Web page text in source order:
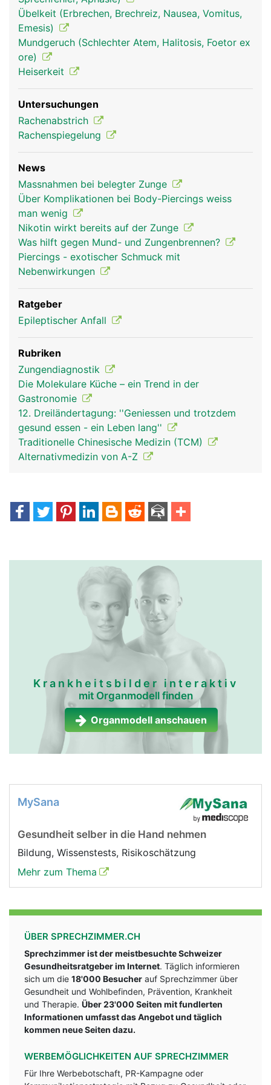
Zunge Frau
Übelkeit (Erbrechen, Brechreiz, Nausea, Vomitus,
Emesis)
Mundgeruch (Schlechter Atem, Halitosis, Foetor ex
ore)
Heiserkeit
Untersuchungen
Rachenabstrich
Rachenspiegelung
News
Massnahmen bei belegter Zunge
Über Komplikationen bei Body-Piercings weiss
man wenig
Nikotin wirkt bereits auf der Zunge
Was hilft gegen Mund- und Zungenbrennen?
Piercings - exotischer Schmuck mit
Nebenwirkungen
Ratgeber
Epileptischer Anfall
Rubriken
Zungendiagnostik
Die Molekulare Küche – ein Trend in der
Gastronomie
12. Dreiländertagung: ''Geniessen und trotzdem
gesund essen - ein Leben lang''
Traditionelle Chinesische Medizin (TCM)
Alternativmedizin von A-Z
Krankheitsbilder interaktiv
mit Organmodell finden
Organmodell anschauen
MySana
Gesundheit selber in die Hand nehmen
Bildung, Wissenstests, Risikoschätzung
Mehr zum Thema
ÜBER SPRECHZIMMER.CH
Sprechzimmer ist der meistbesuchte Schweizer
Gesundheitsratgeber im Internet. Täglich informieren
sich um die 18'000 Besucher auf Sprechzimmer über
Gesundheit und Wohlbefinden, Prävention, Krankheit
und Therapie. Über 23'000 Seiten mit fundlerten
Informationen umfasst das Angebot und täglich
kommen neue Seiten dazu.
WERBEMÖGLICHKEITEN AUF SPRECHZIMMER
Für Ihre Werbebotschaft, PR-Kampagne oder